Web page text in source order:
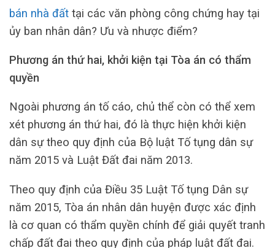
bán nhà đất tại các văn phòng công chứng hay tại
ủy ban nhân dân? Ưu và nhược điểm?
Phương án thứ hai, khởi kiện tại Tòa án có thẩm
quyền
Ngoài phương án tố cáo, chủ thể còn có thể xem
xét phương án thứ hai, đó là thực hiện khởi kiện
dân sự theo quy định của Bộ luật Tố tụng dân sự
năm 2015 và Luật Đất đai năm 2013.
Theo quy định của Điều 35 Luật Tố tụng Dân sự
năm 2015, Tòa án nhân dân huyện được xác định
là cơ quan có thẩm quyền chính để giải quyết tranh
chấp đất đai theo quy định của pháp luật đất đai.